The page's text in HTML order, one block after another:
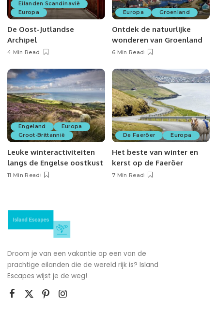
Eilanden Scandinavië
Europa
De Oost-Jutlandse
Archipel
4 Min Read
Europa Groenland
Ontdek de natuurlijke
wonderen van Groenland
6 Min Read
Engeland
Europa
Groot-Brittannië
Leuke winteractiviteiten
langs de Engelse oostkust
11 Min Read
De Faeröer Europa
Het beste van winter en
kerst op de Faeröer
7 Min Read
Droom je van een vakantie op een van de
prachtige eilanden die de wereld rijk is? Island
Escapes wijst je de weg!